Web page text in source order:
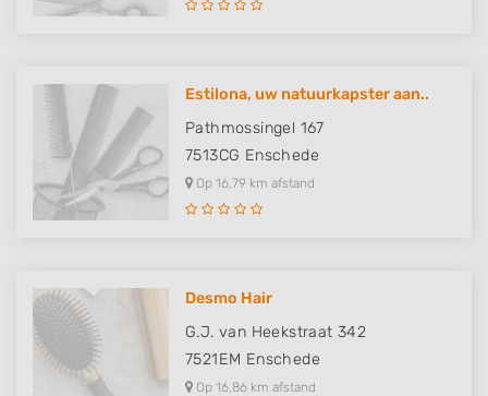
Estilona, uw natuurkapster aan..
Pathmossingel 167
7513CG Enschede
Op 16,79 km afstand
Desmo Hair
G.J. van Heekstraat 342
7521EM Enschede
Op 16,86 km afstand